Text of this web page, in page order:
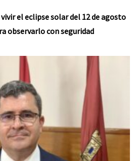
el eclipse solar del 12 de agosto
observarlo con seguridad